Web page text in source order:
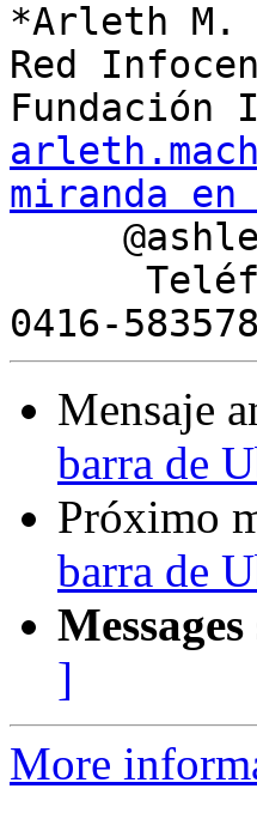
*Arleth M.
Red
miranda
Mensaje
barra de
Próximo
barra de
]
More